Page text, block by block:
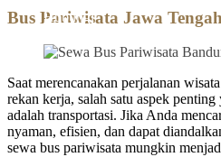
Hubungi
Bus Pariwisata Jawa Tengah
Saat merencanakan perjalanan
rekan kerja, salah satu aspek
adalah transportasi. Jika Anda
nyaman, efisien, dan dapat
sewa bus pariwisata mungkin